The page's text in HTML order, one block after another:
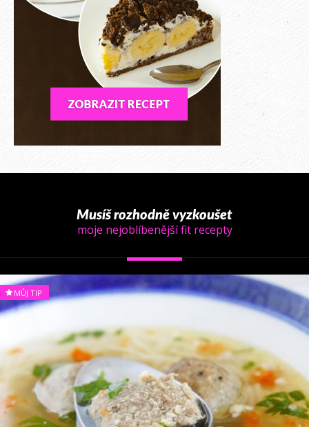
Musíš rozhodně vyzkoušet
moje nejoblíbenější fit recepty
MŮJ TIP